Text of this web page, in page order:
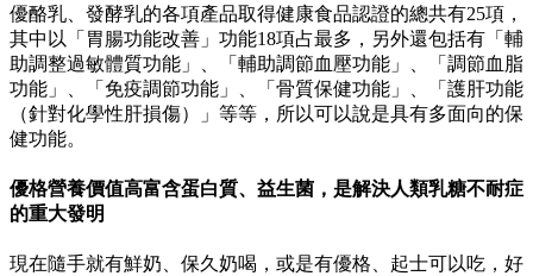
優酪乳、發酵乳的各項產品取得健康食品認證的總共有25項，
其中以「胃腸功能改善」功能18項占最多，另外還包括有「輔
助調整過敏體質功能」、「輔助調節血壓功能」、「調節血脂
功能」、「免疫調節功能」、「骨質保健功能」、「護肝功能
（針對化學性肝損傷）」等等，所以可以說是具有多面向的保
健功能。
優格營養價值高富含蛋白質、益生菌，是解決人類乳糖不耐症
的重大發明
現在隨手就有鮮奶、保久奶喝，或是有優格、起士可以吃，好